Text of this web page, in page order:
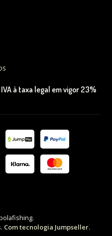
à taxa legal em vigor 23%
Com tecnologia Jumpseller.